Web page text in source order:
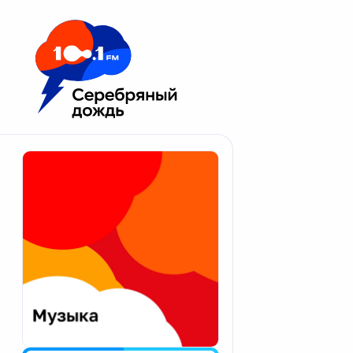
Москва 100.1 FM
Апатиты
Екатеринбург
Калининград
Калуга